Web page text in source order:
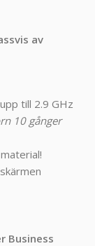
av
till 2.9 GHz
10 gånger
Business